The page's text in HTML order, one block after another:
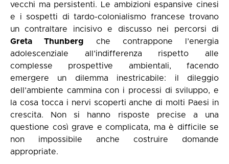
vecchi ma persistenti. Le ambizioni espansive cinesi
e i sospetti di tardo-colonialismo francese trovano
un contraltare incisivo e discusso nei percorsi di
Greta Thunberg che contrappone l’energia
adolescenziale all’indifferenza rispetto alle
complesse prospettive ambientali, facendo
emergere un dilemma inestricabile: il dileggio
dell’ambiente cammina con i processi di sviluppo, e
la cosa tocca i nervi scoperti anche di molti Paesi in
crescita. Non si hanno risposte precise a una
questione così grave e complicata, ma è difficile se
non impossibile anche costruire domande
appropriate.